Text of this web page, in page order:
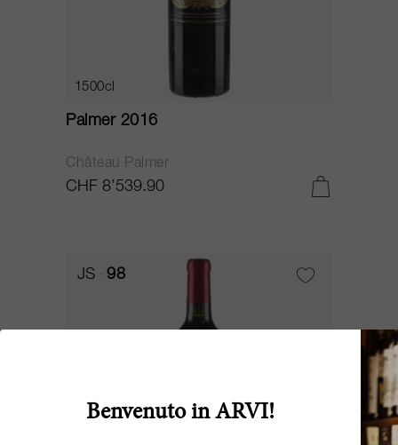
1500cl
Palmer 2016
Château Palmer
CHF 8’539.90
JS 98
Benvenuto in ARVI!